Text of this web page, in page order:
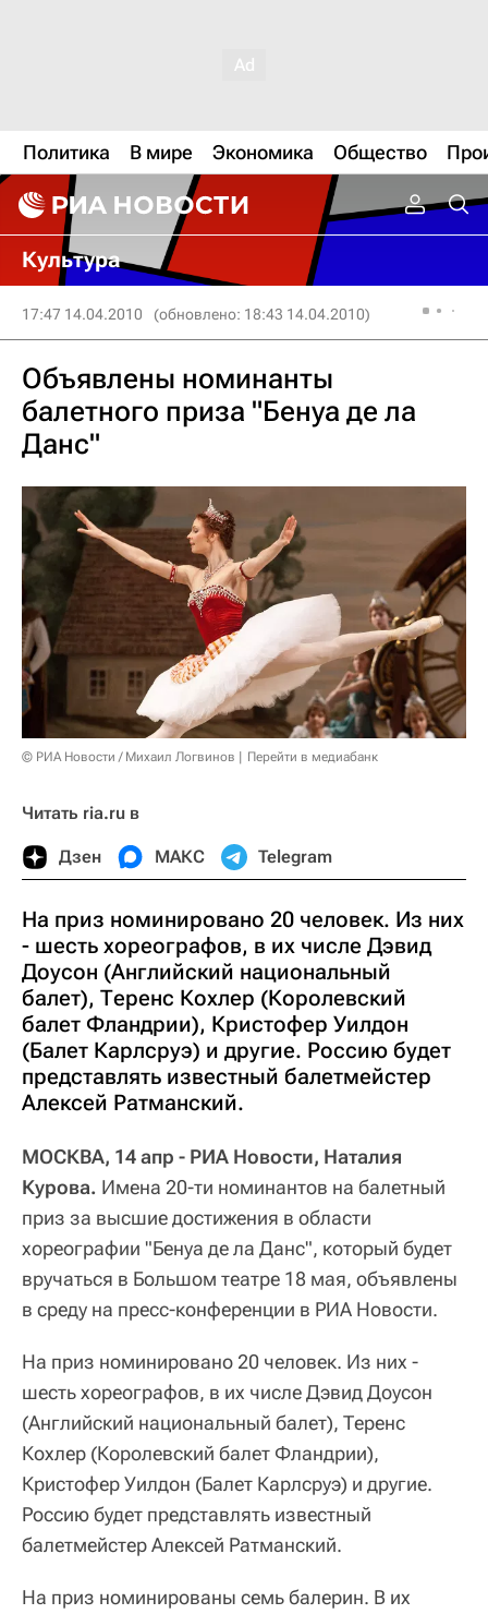
Политика В мире Экономика Общество
Культура
17:47 14.04.2010 (обновлено: 18:43 14.04.2010)
Объявлены номинанты
балетного приза "Бенуа де ла
Данс"
© РИА Новости / Михаил Логвинов Перейти в медиабанк
Читать ria.ru в
Дзен МАКС Telegram
На приз номинировано 20 человек. Из них
- шесть хореографов, в их числе Дэвид
Доусон (Английский национальный
балет), Теренс Кохлер (Королевский
балет Фландрии), Кристофер Уилдон
(Балет Карлсруэ) и другие. Россию будет
представлять известный балетмейстер
Алексей Ратманский.
МОСКВА, 14 апр - РИА Новости, Наталия
Курова. Имена 20-ти номинантов на балетный
приз за высшие достижения в области
хореографии "Бенуа де ла Данс", который будет
вручаться в Большом театре 18 мая, объявлены
в среду на пресс-конференции в РИА Новости.
На приз номинировано 20 человек. Из них -
шесть хореографов, в их числе Дэвид Доусон
(Английский национальный балет), Теренс
Кохлер (Королевский балет Фландрии),
Кристофер Уилдон (Балет Карлсруэ) и другие.
Россию будет представлять известный
балетмейстер Алексей Ратманский.
На приз номинированы семь балерин. В их